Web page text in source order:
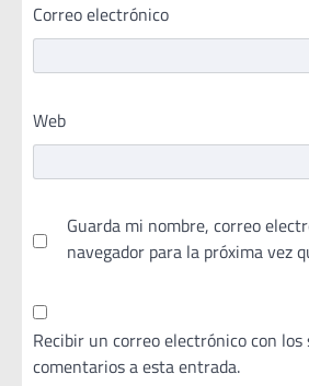
Correo electrónico
Web
Guarda mi nombre, correo
navegador para la próxima vez
Recibir un correo electrónico con
comentarios a esta entrada.